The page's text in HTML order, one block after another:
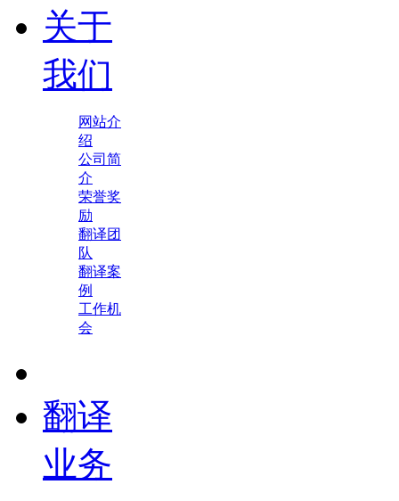
关于
我们
网站介
绍
公司简
介
荣誉奖
励
翻译团
队
翻译案
例
工作机
会
翻译
业务